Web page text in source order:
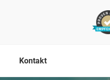
Kontakt